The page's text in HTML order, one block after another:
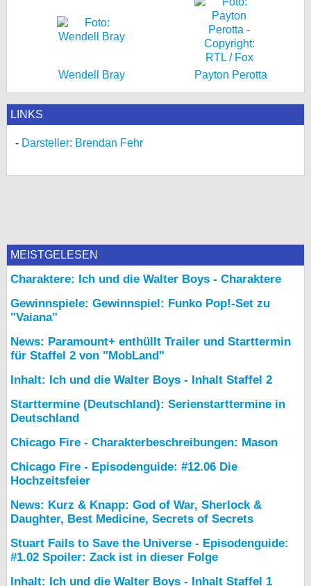
Wendell Bray Payton Perotta
LINKS
Darsteller: Brendan Fehr
MEISTGELESEN
Charaktere: Ich und die Walter Boys - Charaktere
Gewinnspiele: Gewinnspiel: Funko Pop!-Set zu
"Vaiana"
News: Paramount+ enthüllt Trailer und Starttermin
für Staffel 2 von "MobLand"
Inhalt: Ich und die Walter Boys - Inhalt Staffel 2
Starttermine (Deutschland): Serienstarttermine in
Deutschland
Chicago Fire - Charakterbeschreibungen: Mason
Chicago Fire - Episodenguide: #12.06 Die
Hochzeitsfeier
News: Kurz & Knapp: God of War, Sherlock &
Daughter, Best Medicine, Secrets of Secrets
Stuart Fails to Save the Universe - Episodenguide:
#1.02 Spoiler: Zack ist in dieser Folge
Inhalt: Ich und die Walter Boys - Inhalt Staffel 1